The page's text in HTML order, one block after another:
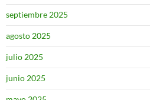
septiembre 2025
agosto 2025
julio 2025
junio 2025